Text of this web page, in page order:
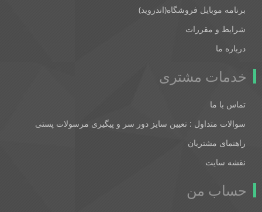
برنامه موبایل فروشگاه(اندروید)
شرایط و مقررات
درباره ما
خدمات مشتری
تماس با ما
سوالات متداول : تعیین سایز دور سر و پیگیری مرسولات پستی
راهنمای مشتریان
نقشه سایت
حساب من